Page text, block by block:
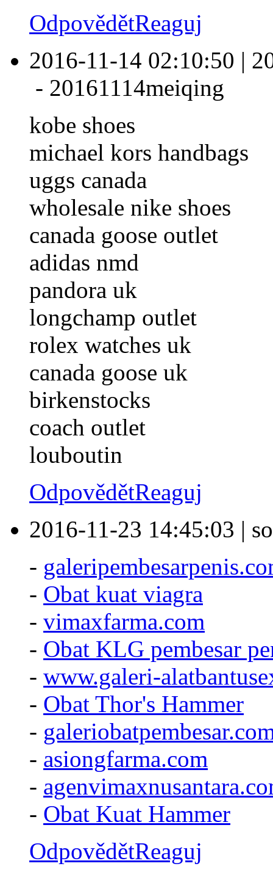
OdpovědětReaguj
2016-11-14 02:10:50 |
- 20161114meiqing
kobe shoes
michael kors handbags
uggs canada
wholesale nike shoes
canada goose outlet
adidas nmd
pandora uk
longchamp outlet
rolex watches uk
canada goose uk
birkenstocks
coach outlet
louboutin
OdpovědětReaguj
2016-11-23 14:45:03 |
-
- Obat kuat viagra
- vimaxfarma.com
- Obat KLG pembesar
- www.galeri-
- Obat Thor's Hammer
-
- asiongfarma.com
-
- Obat Kuat Hammer
OdpovědětReaguj